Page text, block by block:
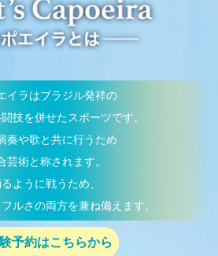
イラはブラジル発祥の
技を併せたスポーツです。
奏や歌と共に行うため
芸術と称されます。
ように戦うため、
ルさの両方を兼ね備えます。
予約はこちらから